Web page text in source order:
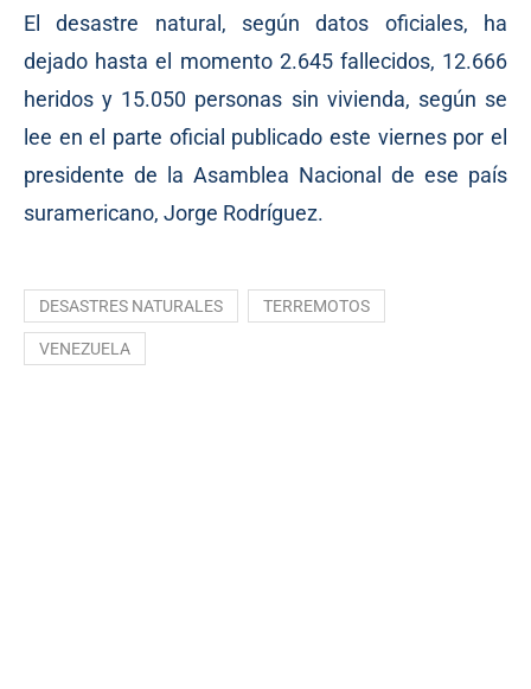
El desastre natural, según datos oficiales, ha
dejado hasta el momento 2.645 fallecidos, 12.666
heridos y 15.050 personas sin vivienda, según se
lee en el parte oficial publicado este viernes por el
presidente de la Asamblea Nacional de ese país
suramericano, Jorge Rodríguez.
DESASTRES NATURALES TERREMOTOS
VENEZUELA